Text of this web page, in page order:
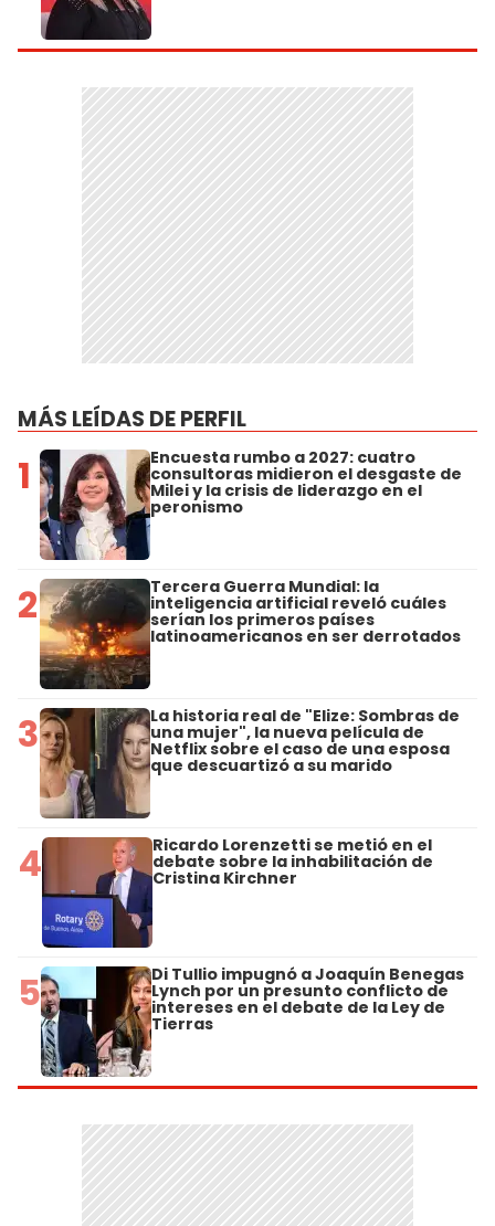
MÁS LEÍDAS DE PERFIL
1 Encuesta rumbo a 2027: cuatro
consultoras midieron el desgaste de
Milei y la crisis de liderazgo en el
peronismo
2 Tercera Guerra Mundial: la
inteligencia artificial reveló cuáles
serían los primeros países
latinoamericanos en ser derrotados
3 La historia real de "Elize: Sombras de
una mujer", la nueva película de
Netflix sobre el caso de una esposa
que descuartizó a su marido
4 Ricardo Lorenzetti se metió en el
debate sobre la inhabilitación de
Cristina Kirchner
5 Di Tullio impugnó a Joaquín Benegas
Lynch por un presunto conflicto de
intereses en el debate de la Ley de
Tierras